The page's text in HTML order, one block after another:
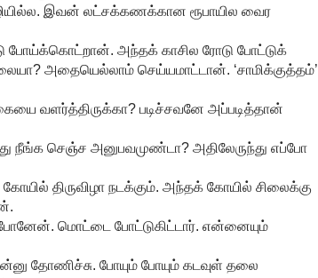
இவன் லட்சக்கணக்கான ரூபாயில வைர
போய்க்கொட்றான். அந்தக் காசில ரோடு போட்டுக்
அதையெல்லாம் செய்யமாட்டான். ‘சாமிக்குத்தம்’
வளர்த்திருக்கா? படிச்சவனே அப்படித்தான்
நீங்க செஞ்ச அனுபவமுண்டா? அதிலேருந்து எப்போ
திருவிழா நடக்கும். அந்தக் கோயில் சிலைக்கு
போனேன். மொட்டை போட்டுகிட்டார். என்னையும்
தோணிச்சு. போயும் போயும் கடவுள் தலை